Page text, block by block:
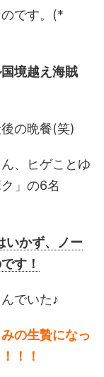
です。(*
国境越え海賊
の晩餐(笑)
、ヒゲことゆ
」の6名
いかず、ノー
す！
でいた♪
の生贄になっ
！！